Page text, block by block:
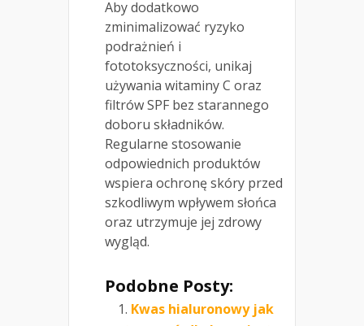
Aby dodatkowo
zminimalizować ryzyko
podrażnień i
fototoksyczności, unikaj
używania witaminy C oraz
filtrów SPF bez starannego
doboru składników.
Regularne stosowanie
odpowiednich produktów
wspiera ochronę skóry przed
szkodliwym wpływem słońca
oraz utrzymuje jej zdrowy
wygląd.
Podobne Posty:
Kwas hialuronowy jak